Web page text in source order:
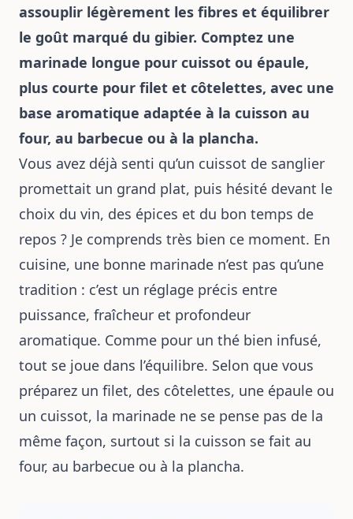
assouplir légèrement les fibres et équilibrer
le goût marqué du gibier. Comptez une
marinade longue pour cuissot ou épaule,
plus courte pour filet et côtelettes, avec une
base aromatique adaptée à la cuisson au
four, au barbecue ou à la plancha.
Vous avez déjà senti qu’un cuissot de sanglier
promettait un grand plat, puis hésité devant le
choix du vin, des épices et du bon temps de
repos ? Je comprends très bien ce moment. En
cuisine, une bonne marinade n’est pas qu’une
tradition : c’est un réglage précis entre
puissance, fraîcheur et profondeur
aromatique. Comme pour un thé bien infusé,
tout se joue dans l’équilibre. Selon que vous
préparez un filet, des côtelettes, une épaule ou
un cuissot, la marinade ne se pense pas de la
même façon, surtout si la cuisson se fait au
four, au barbecue ou à la plancha.